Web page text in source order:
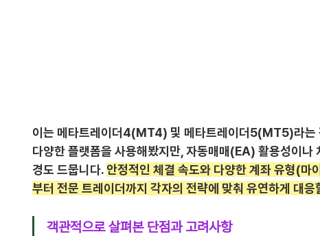
이는 메타트레이더4(MT4) 및 메타트레이더5(MT5)라는
다양한 플랫폼을 사용해봤지만, 자동매매(EA) 활용성이
경도 드뭅니다. 안정적인 체결 속도와 다양한 계좌 유형(마
부터 전문 트레이더까지 각자의 전략에 맞춰 유연하게 대
객관적으로 살펴본 단점과 고려사항